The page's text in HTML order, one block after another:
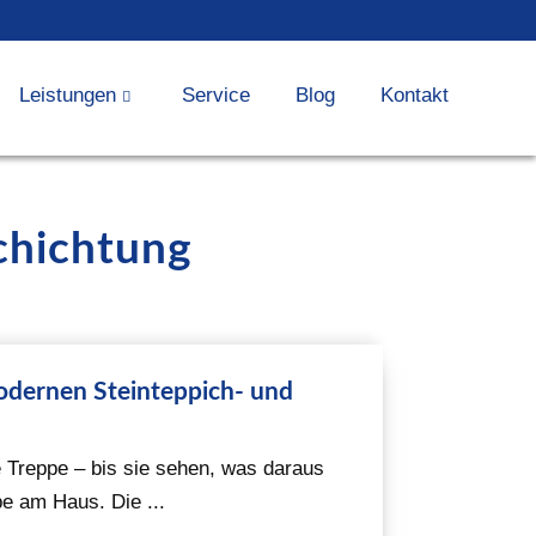
Leistungen Service Blog Kontakt
Steinteppich- und
– bis sie sehen, was daraus
am Haus. Die ...